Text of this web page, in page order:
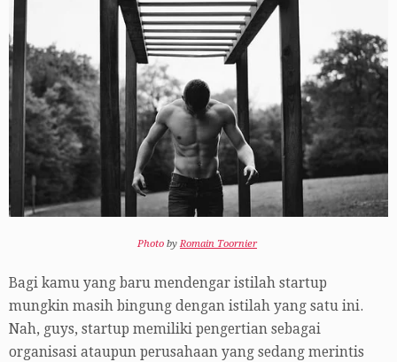
Photo byRomain Toornier
Bagi kamu yang baru mendengar istilah startup
mungkin masih bingung dengan istilah yang satu ini.
Nah, guys, startup memiliki pengertian sebagai
organisasi ataupun perusahaan yang sedang merintis